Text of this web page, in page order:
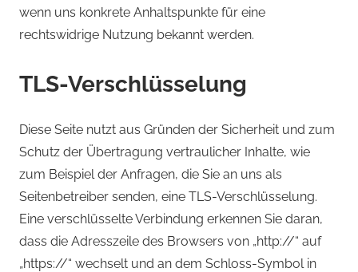
wenn uns konkrete Anhaltspunkte für eine
rechtswidrige Nutzung bekannt werden.
TLS-Verschlüsselung
Diese Seite nutzt aus Gründen der Sicherheit und zum
Schutz der Übertragung vertraulicher Inhalte, wie
zum Beispiel der Anfragen, die Sie an uns als
Seitenbetreiber senden, eine TLS-Verschlüsselung.
Eine verschlüsselte Verbindung erkennen Sie daran,
dass die Adresszeile des Browsers von „http://“ auf
„https://“ wechselt und an dem Schloss-Symbol in